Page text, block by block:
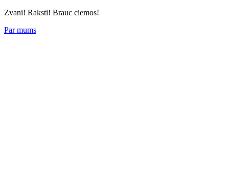
Zvani! Raksti! Brauc ciemos!
Par mums